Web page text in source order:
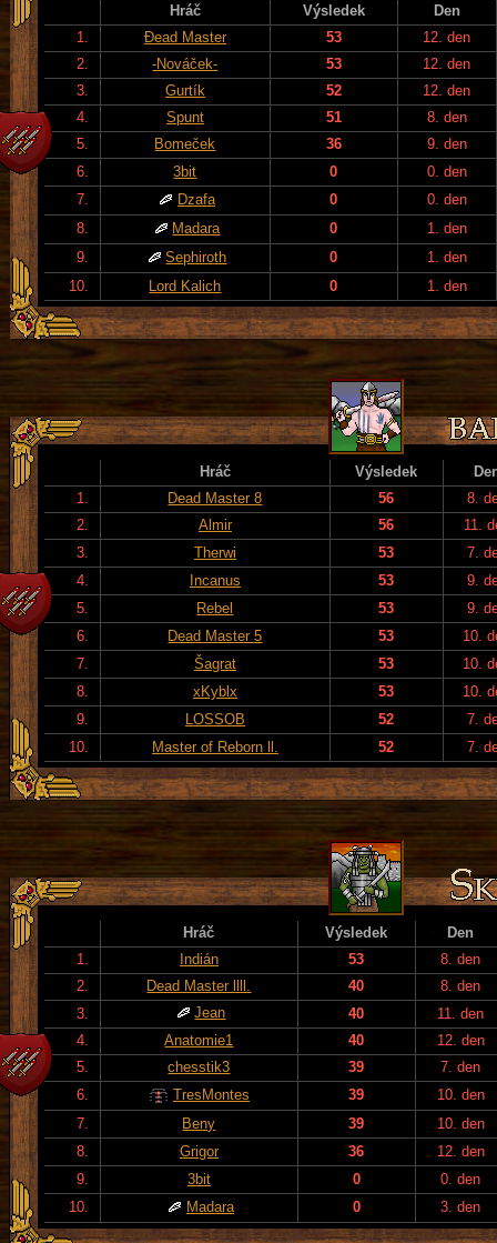
Hráč Výsledek
Den
1.
Đead Master 53
12. den
2.
-Nováček- 53
12. den
3.
Gurtík 52
12. den
4.
Spunt 51
8. den
5.
Bomeček 36
9. den
6.
3bit 0
0. den
7.
Dzafa 0
0. den
8.
Madara 0
1. den
9.
Sephiroth 0
1. den
10.
Lord Kalich 0 1. den
Hráč Výsledek
1.
Dead Master 8 56
8.
2.
Almir 56
11.
3.
Therwi 53
7.
4.
Incanus 53
9.
5.
Rebel 53
9.
6.
Dead Master 5 53
10.
7.
Šagrat 53
10.
8.
xKyblx 53
10.
9.
LOSSOB 52
7.
10.
Master of Reborn ll. 52 7.
Hráč Výsledek
Den
1.
Indián 53
8. den
2.
Dead Master llll. 40
8. den
3.
Jean 40
11. den
4.
Anatomie1 40
12. den
5.
chesstik3 39
7. den
6.
TresMontes 39
10. den
7.
Beny 39
10. den
8.
Grigor 36
12. den
9.
3bit 0
0. den
10.
Madara 0 3. den